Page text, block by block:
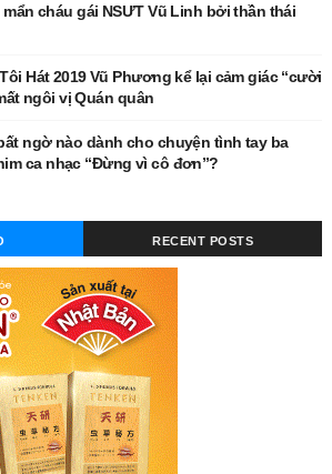
cháu gái NSƯT Vũ Linh bởi thần thái
Hát 2019 Vũ Phương kể lại cảm giác “cười
ngôi vị Quán quân
ngờ nào dành cho chuyện tình tay ba
ca nhạc “Đừng vì cô đơn”?
RECENT POSTS